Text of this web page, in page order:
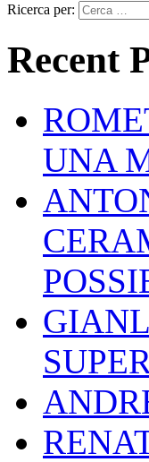
Ricerca per:
Recent
UNA